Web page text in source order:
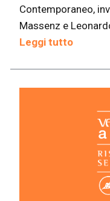
Contemporaneo,
Massenz e
Leggi tutto